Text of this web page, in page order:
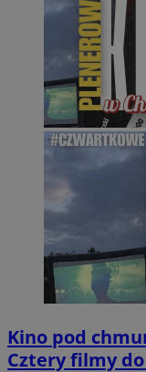
Kino pod
Cztery filmy